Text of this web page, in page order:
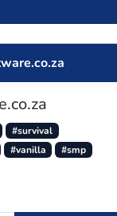
#survival
#vanilla #smp